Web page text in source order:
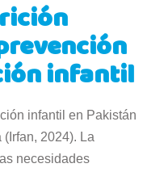
infantil
infantil en Pakistán
2024). La
necesidades